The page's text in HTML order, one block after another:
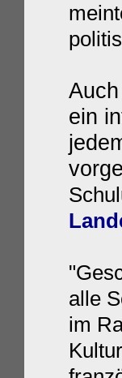
ein
alle
im